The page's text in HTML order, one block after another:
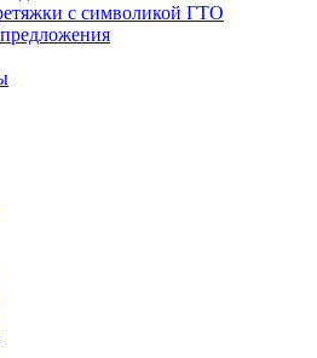
с символикой ГТО